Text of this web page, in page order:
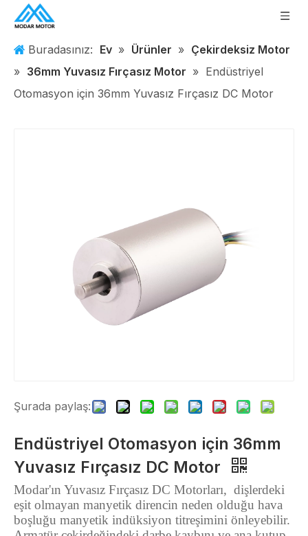
Buradasınız: Ev » Ürünler » Çekirdeksiz Motor
» 36mm Yuvasız Fırçasız Motor » Endüstriyel
Otomasyon için 36mm Yuvasız Fırçasız DC Motor
Şurada paylaş:
Endüstriyel Otomasyon için 36mm
Yuvasız Fırçasız DC Motor
Modar'ın Yuvasız Fırçasız DC Motorları, dişlerdeki
eşit olmayan manyetik direncin neden olduğu hava
boşluğu manyetik indüksiyon titreşimini önleyebilir.